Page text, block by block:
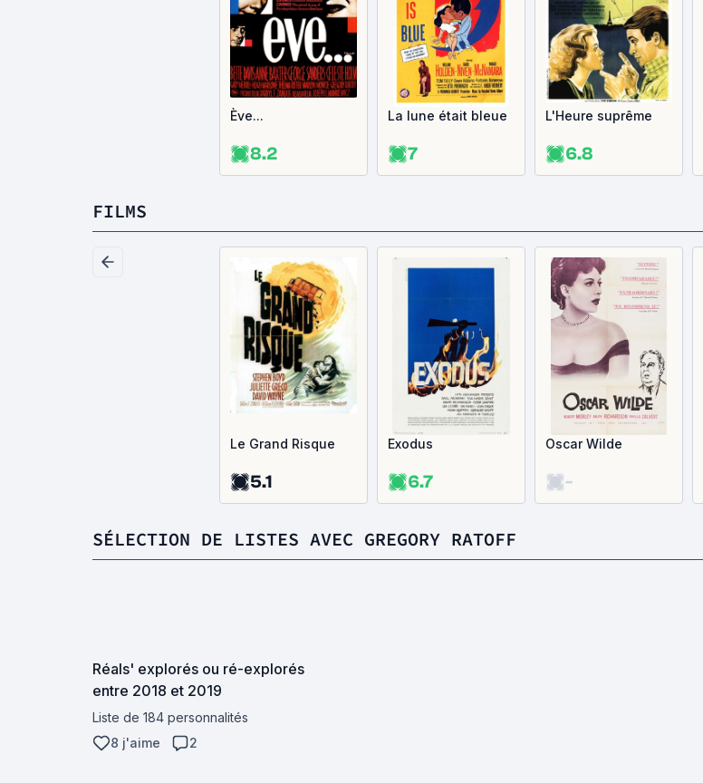
Ève...
8.2
La lune était bleue
7
L'Heure suprême
6.8
FILMS
Le Grand Risque
5.1
Exodus
6.7
Oscar Wilde
-
SÉLECTION DE LISTES AVEC GREGORY RATOFF
Réals' explorés ou ré-explorés
entre 2018 et 2019
Liste de 184 personnalités
8 j'aime
2